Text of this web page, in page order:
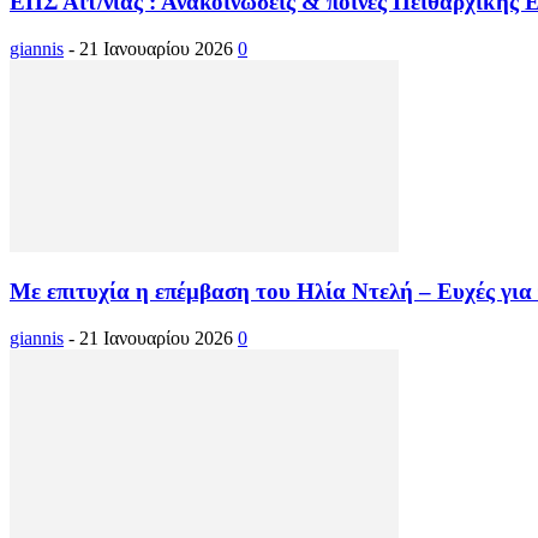
giannis - 21 Ιανουαρίου 2026 0
Με επιτυχία η επέμβαση του Ηλία Ντελή – Ευχές για
giannis - 21 Ιανουαρίου 2026 0